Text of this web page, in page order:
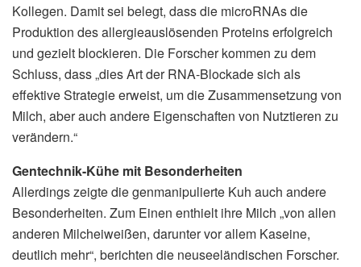
Kollegen. Damit sei belegt, dass die microRNAs die
Produktion des allergieauslösenden Proteins erfolgreich
und gezielt blockieren. Die Forscher kommen zu dem
Schluss, dass „dies Art der RNA-Blockade sich als
effektive Strategie erweist, um die Zusammensetzung von
Milch, aber auch andere Eigenschaften von Nutztieren zu
verändern.“
Gentechnik-Kühe mit Besonderheiten
Allerdings zeigte die genmanipulierte Kuh auch andere
Besonderheiten. Zum Einen enthielt ihre Milch „von allen
anderen Milcheiweißen, darunter vor allem Kaseine,
deutlich mehr“, berichten die neuseeländischen Forscher.